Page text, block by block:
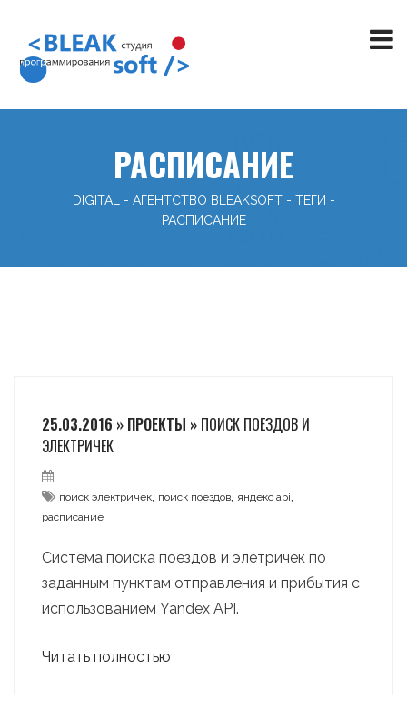
РАСПИСАНИЕ
DIGITAL - АГЕНТСТВО BLEAKSOFT - ТЕГИ -
РАСПИСАНИЕ
25.03.2016 » ПРОЕКТЫ » ПОИСК ПОЕЗДОВ И
ЭЛЕКТРИЧЕК
поиск электричек, поиск поездов, яндекс api,
расписание
Система поиска поездов и элетричек по
заданным пунктам отправления и прибытия с
использованием Yandex API.
Читать полностью